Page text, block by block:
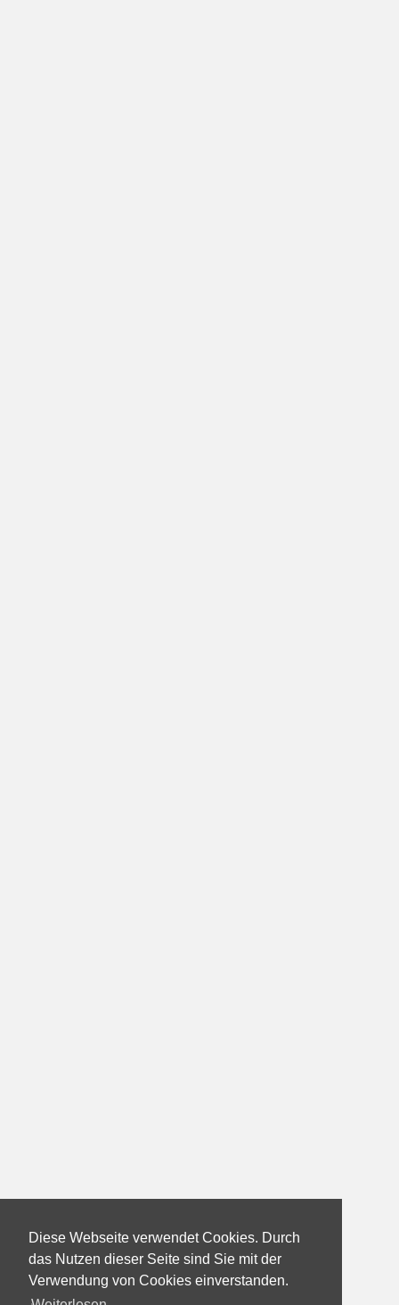
Diese Webseite verwendet Cookies. Durch
das Nutzen dieser Seite sind Sie mit der
Verwendung von Cookies einverstanden.